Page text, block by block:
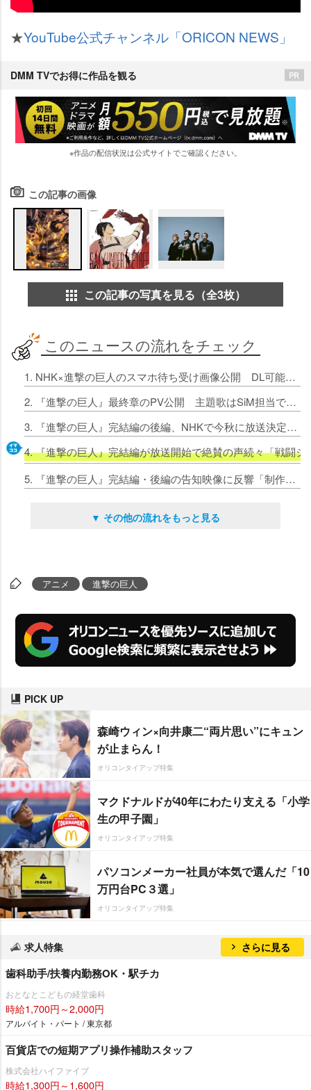
★YouTube公式チャンネル「ORICON NEWS」
DMM TVでお得に作品を観る
※作品の配信状況は公式サイトでご確認ください。
この記事の画像
この記事の写真を見る（全3枚）
このニュースの流れをチェック
1. NHK×進撃の巨人のスマホ待ち受け画像公開 DL可能でミカサやリヴァイたちの姿
2. 『進撃の巨人』最終章のPV公開 主題歌はSiM担当で「ミカサの曲です」
3. 『進撃の巨人』完結編の後編、NHKで今秋に放送決定 ジークの記憶言及の映像公開
4. 『進撃の巨人』完結編が放送開始で絶賛の声続々「戦闘
5. 『進撃の巨人』完結編・後編の告知映像に反響「制作者たちに感謝」「秋が待ち遠しい」
▼ その他の流れをもっと見る
アニメ 進撃の巨人
PICK UP
森崎ウィン×向井康二“両片思い”にキュン
が止まらん！
オリコンタイアップ特集
マクドナルドが40年にわたり支える「小学
生の甲子園」
オリコンタイアップ特集
パソコンメーカー社員が本気で選んだ「10
万円台PC３選」
オリコンタイアップ特集
求人特集 さらに見る
歯科助手/扶養内勤務OK・駅チカ
おとなとこどもの経堂歯科
時給1,700円～2,000円
アルバイト・パート / 東京都
百貨店での短期アプリ操作補助スタッフ
株式会社ハイファイブ
時給1,300円～1,600円